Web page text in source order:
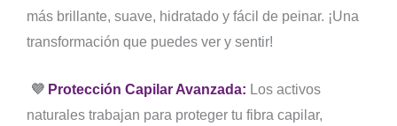
más brillante, suave, hidratado y fácil de peinar. ¡Una
transformación que puedes ver y sentir!
💜 Protección Capilar Avanzada: Los activos
naturales trabajan para proteger tu fibra capilar,